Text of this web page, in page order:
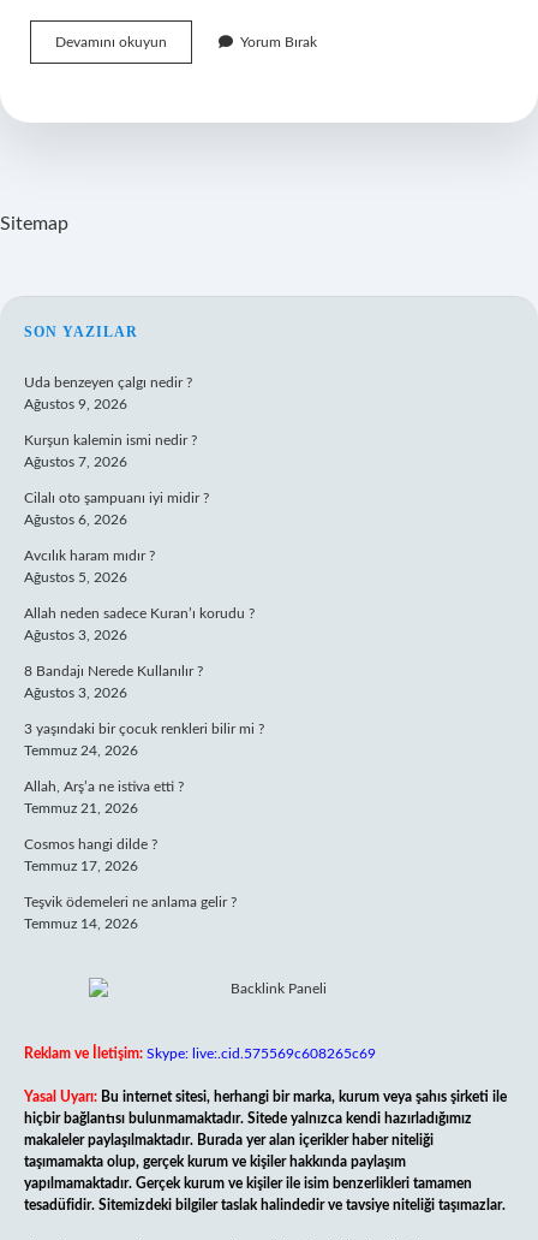
Devamını okuyun
Ilişkiye
Bulaşır
Yorum Bırak
Sitemap
SIDEBAR
SON YAZILAR
Uda benzeyen çalgı nedir ?
Ağustos 9, 2026
Kurşun kalemin ismi nedir ?
Ağustos 7, 2026
Cilalı oto şampuanı iyi midir ?
Ağustos 6, 2026
Avcılık haram mıdır ?
Ağustos 5, 2026
Allah neden sadece Kuran’ı korudu ?
Ağustos 3, 2026
8 Bandajı Nerede Kullanılır ?
Ağustos 3, 2026
3 yaşındaki bir çocuk renkleri bilir mi ?
Temmuz 24, 2026
Allah, Arş’a ne istiva etti ?
Temmuz 21, 2026
Cosmos hangi dilde ?
Temmuz 17, 2026
Teşvik ödemeleri ne anlama gelir ?
Temmuz 14, 2026
Reklam ve İletişim: Skype: live:.cid.575569c608265c69
Yasal Uyarı: Bu internet sitesi, herhangi bir marka, kurum veya şahıs şirketi ile
hiçbir bağlantısı bulunmamaktadır. Sitede yalnızca kendi hazırladığımız
makaleler paylaşılmaktadır. Burada yer alan içerikler haber niteliği
taşımamakta olup, gerçek kurum ve kişiler hakkında paylaşım
yapılmamaktadır. Gerçek kurum ve kişiler ile isim benzerlikleri tamamen
tesadüfidir. Sitemizdeki bilgiler taslak halindedir ve tavsiye niteliği taşımazlar.